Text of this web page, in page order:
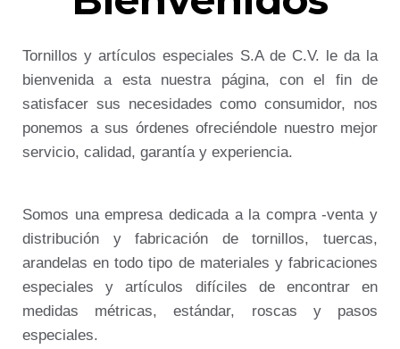
Tornillos y artículos especiales S.A de C.V. le da la
bienvenida a esta nuestra página, con el fin de
satisfacer sus necesidades como consumidor, nos
ponemos a sus órdenes ofreciéndole nuestro mejor
servicio, calidad, garantía y experiencia.
Somos una empresa dedicada a la compra -venta y
distribución y fabricación de tornillos, tuercas,
arandelas en todo tipo de materiales y fabricaciones
especiales y artículos difíciles de encontrar en
medidas métricas, estándar, roscas y pasos
especiales.